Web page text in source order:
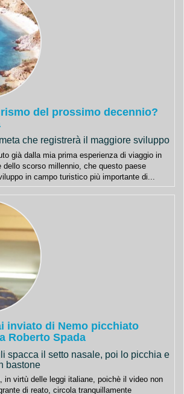
del prossimo decennio?
che registrerà il maggiore sviluppo
già dalla mia prima esperienza di viaggio in
dello scorso millennio, che questo paese
in campo turistico più importante di...
inviato di Nemo picchiato
Roberto Spada
spacca il setto nasale, poi lo picchia e
bastone
in virtù delle leggi italiane, poichè il video non
di reato, circola tranquillamente